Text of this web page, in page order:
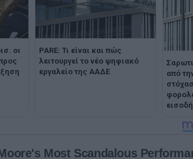
οι
PARE: Τι είναι και πώς
λειτουργεί το νέο ψηφιακό
εργαλείο της ΑΑΔΕ
από